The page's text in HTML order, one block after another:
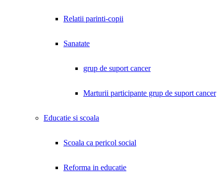
Relatii parinti-copii
Sanatate
grup de suport cancer
Marturii participante grup de suport cancer
Educatie si scoala
Scoala ca pericol social
Reforma in educatie